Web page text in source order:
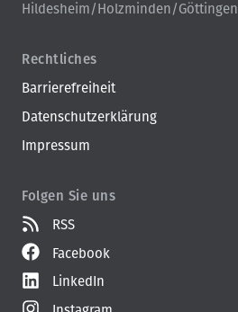
Hildesheim/Holzminden/Göttingen
Rechtliches
Barrierefreiheit
Datenschutzerklärung
Impressum
Folgen Sie uns
RSS
Facebook
LinkedIn